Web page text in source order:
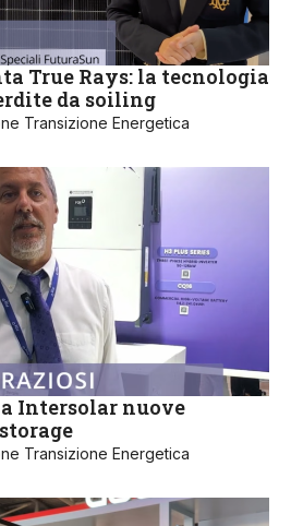
True Rays: la tecnologia
da soiling
Transizione Energetica
a Intersolar nuove
Transizione Energetica